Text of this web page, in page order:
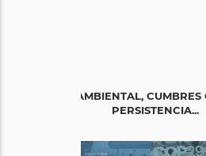
CRISIS AMBIENTAL,
PERSISTENCIA...